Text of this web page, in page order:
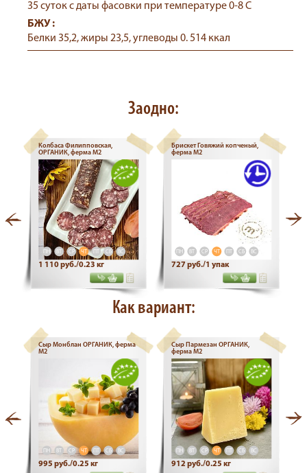
35 суток с даты фасовки при температуре 0-8 С
БЖУ :
Белки 35,2, жиры 23,5, углеводы 0. 514 ккал
Заодно:
Колбаса Филипповская,
ОРГАНИК, ферма М2
ПН ВТ СР ЧТ ПТ СБ ВС
1 110 руб./0.23 кг
Брискет Говяжий копченый,
ферма М2
ПН ВТ СР ЧТ ПТ СБ ВС
727 руб./1 упак
Как вариант:
Сыр Монблан ОРГАНИК, ферма
М2
ПН ВТ СР ЧТ СБ ВС
995 руб./0.25 кг
Сыр Пармезан ОРГАНИК,
ферма М2
ПН ВТ СР ЧТ СБ ВС
912 руб./0.25 кг